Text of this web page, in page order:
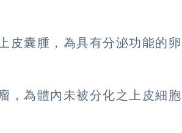
皮囊腫，為具有分泌功能的卵
，為體內未被分化之上皮細胞